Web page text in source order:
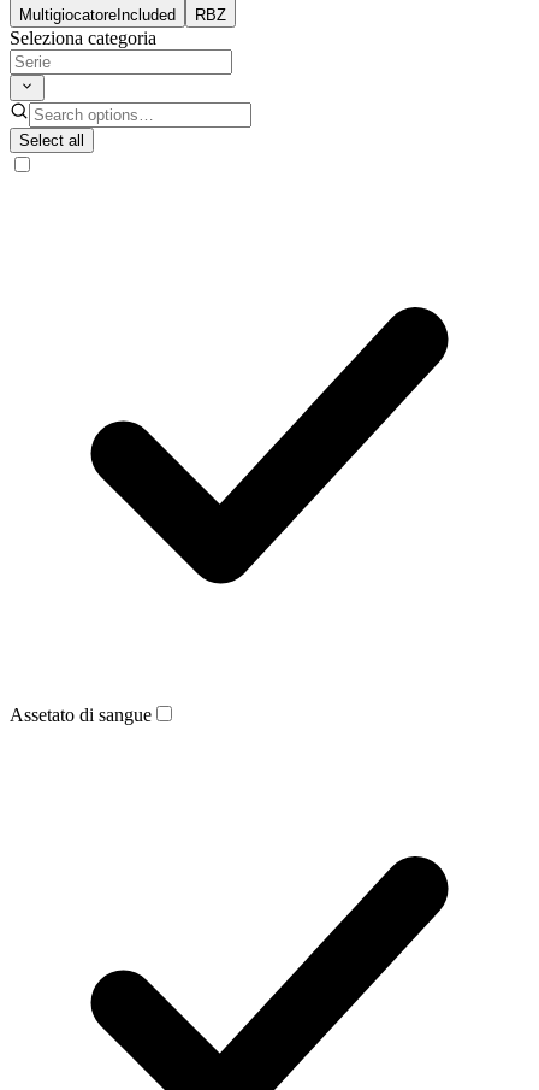
Multigiocatore Included RBZ
Seleziona categoria
Select all
Assetato di sangue